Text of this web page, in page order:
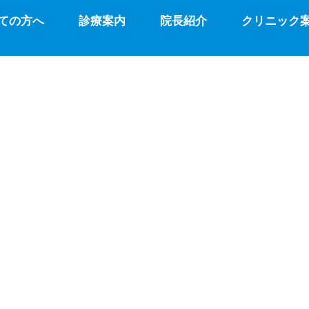
の方へ 診療案内 院長紹介 クリニック